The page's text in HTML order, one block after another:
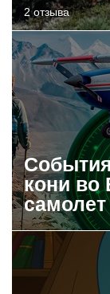
2 отзыва
кони во
самолет